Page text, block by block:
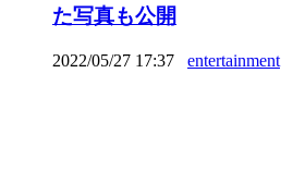
た写真も公開
2022/05/27 17:37 entertainment